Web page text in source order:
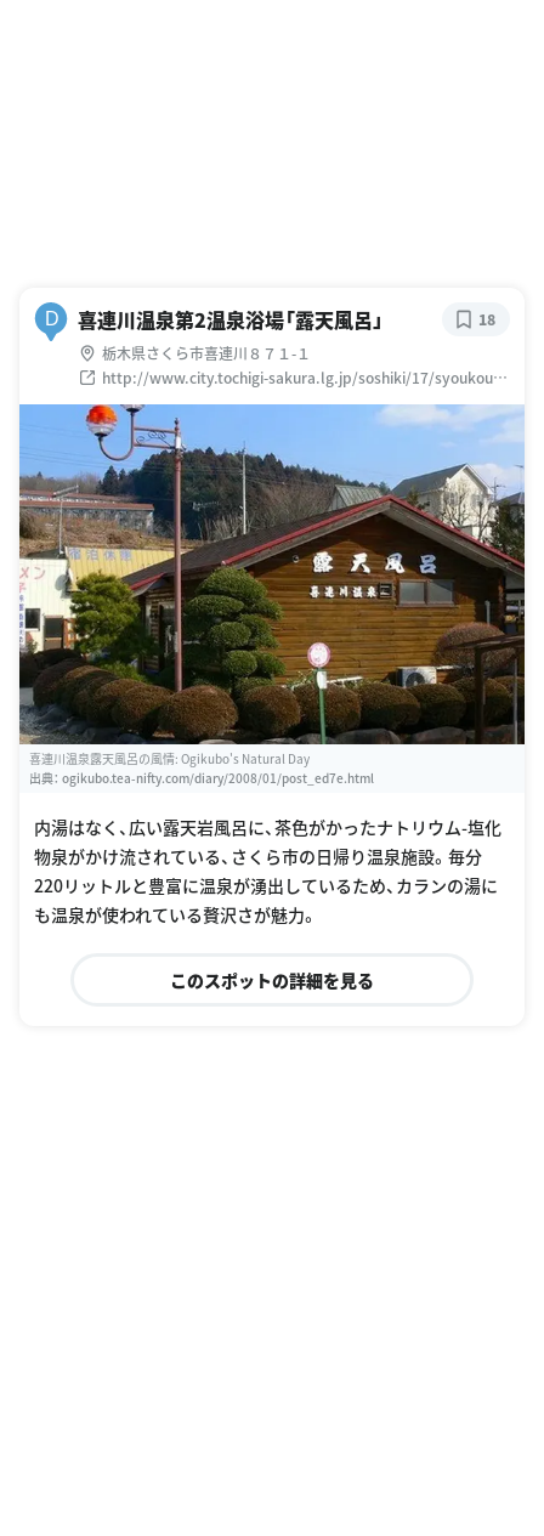
D 喜連川温泉第2温泉浴場「露天風呂」
栃木県さくら市喜連川８７１-１
http://www.city.tochigi-sakura.lg.jp/soshiki/17/syoukou-
kanko3.html
18
喜連川温泉露天風呂の風情: Ogikubo's Natural Day
出典： ogikubo.tea-nifty.com/diary/2008/01/post_ed7e.html
内湯はなく、広い露天岩風呂に、茶色がかったナトリウム-塩化
物泉がかけ流されている、さくら市の日帰り温泉施設。毎分
220リットルと豊富に温泉が湧出しているため、カランの湯に
も温泉が使われている贅沢さが魅力。
このスポットの詳細を見る